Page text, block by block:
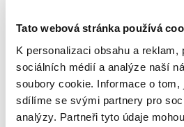
Tato webová stránka používá
K personalizaci obsahu a
sociálních médií a analýze naší
soubory cookie. Informace o tom,
sdílíme se svými partnery pro
analýzy. Partneři tyto údaje
nákladů řízení. Zabýváme
nákladů při zastavení
„milostivé léto“.
Velké aktualizaci se dostalo
problematice osvobození